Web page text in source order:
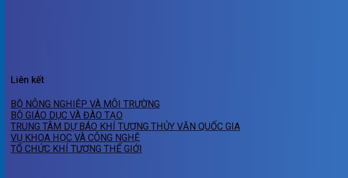
Liên kết
BỘ NÔNG NGHIỆP VÀ MÔI TRƯỜNG
BỘ GIÁO DỤC VÀ ĐÀO TẠO
TRUNG TÂM DỰ BÁO KHÍ TƯỢNG THỦY VĂN QUỐC GIA
VỤ KHOA HỌC VÀ CÔNG NGHỆ
TỔ CHỨC KHÍ TƯỢNG THẾ GIỚI